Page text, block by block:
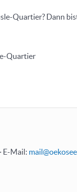
Quartier? Dann
Quartier
E-Mail: